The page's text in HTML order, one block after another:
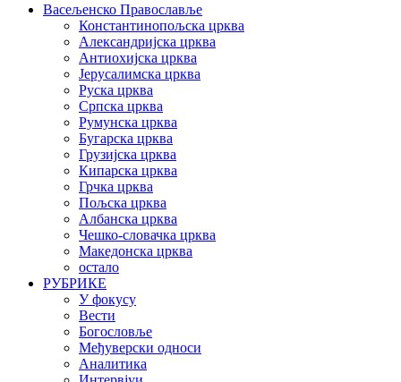
Васељенско Православље
Константинопољска црква
Александријска црква
Антиохијска црква
Јерусалимска црква
Руска црква
Српска црква
Румунска црква
Бугарска црква
Грузијска црква
Кипарска црква
Грчка црква
Пољска црква
Албанска црква
Чешко-словачка црква
Македонска црква
остало
РУБРИКЕ
У фокусу
Вести
Богословље
Међуверски односи
Аналитика